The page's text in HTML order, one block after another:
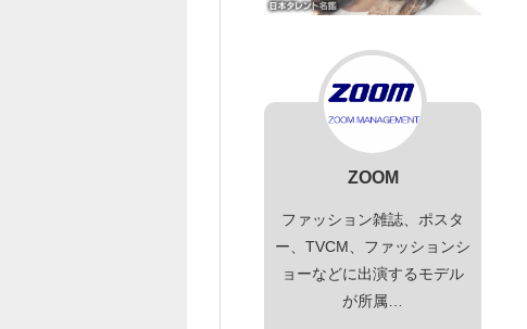
ZOOM
ファッション雑誌、ポスタ
ー、TVCM、ファッションシ
ョーなどに出演するモデル
が所属…